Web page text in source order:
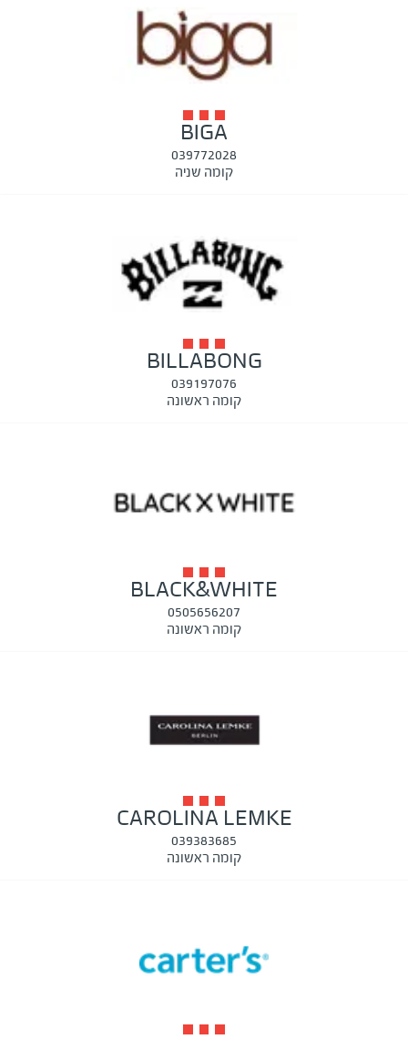
BIGA
039772028
קומה שניה
BILLABONG
039197076
קומה ראשונה
BLACK&WHITE
0505656207
קומה ראשונה
CAROLINA LEMKE
039383685
קומה ראשונה